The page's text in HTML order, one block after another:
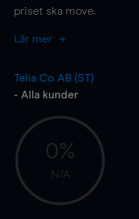
priset ska move.
Lär mer
Telia Co AB (ST)
- Alla kunder
0%
N/A